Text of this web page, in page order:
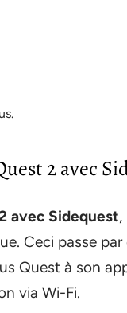
2 avec
avec Sidequest,
Ceci passe
Quest à son
via Wi-Fi.